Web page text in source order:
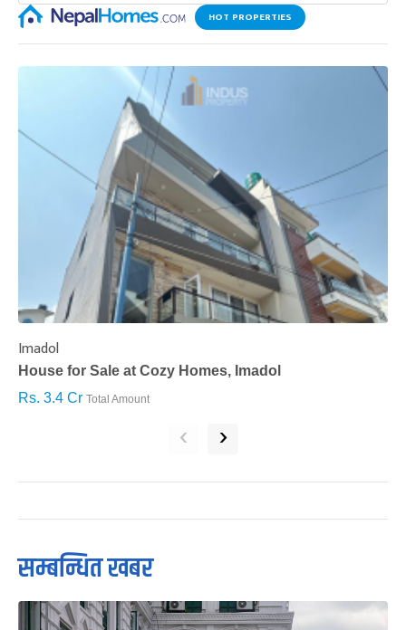
HOT PROPERTIES
Imadol
House for Sale at Cozy Homes, Imadol
Rs. 3.4 Cr Total Amount
‹ ›
सम्बन्धित खबर